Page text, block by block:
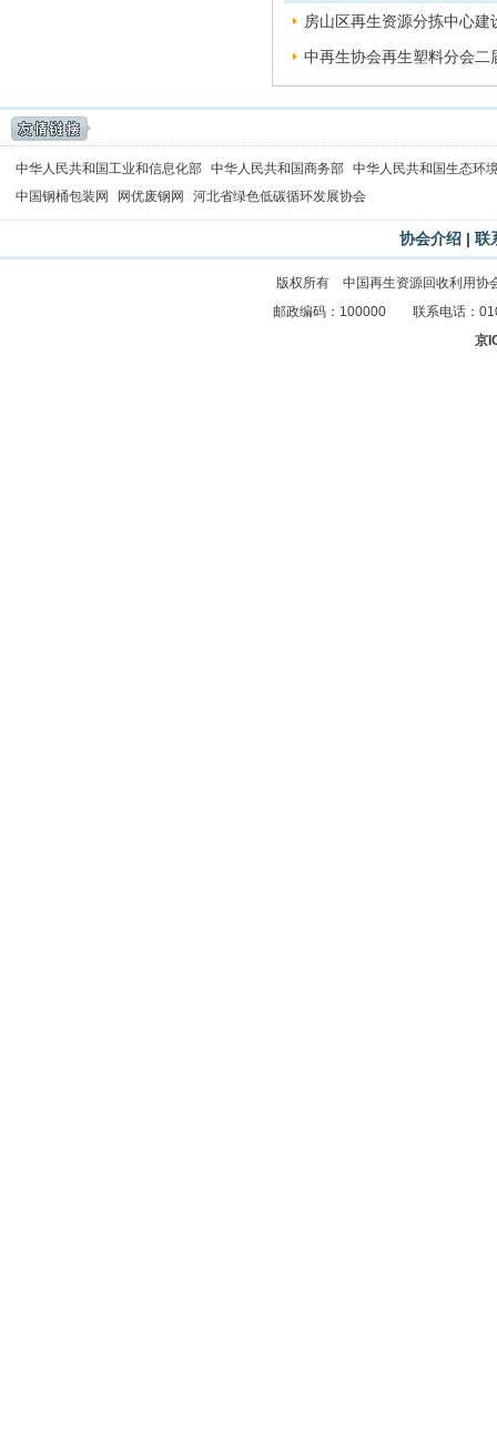
房山区再生资源分拣中心建
中再生协会再生塑料分会二
中华人民共和国工业和信息化部 中华人民共和国商务部 中华人民共和国生态环
中国钢桶包装网
网优废钢网 河北省绿色低碳循环发展协会
协会介绍 | 联
版权所有 中国再生资源回收利用
邮政编码：100000 联系电话：
京